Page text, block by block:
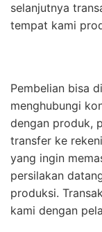
selanjutnya
tempat kami
Pembelian bisa
menghubungi
dengan produk,
transfer ke
yang ingin
persilakan
produksi.
kami dengan